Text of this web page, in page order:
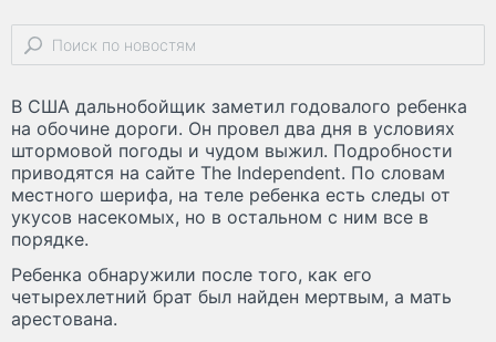
В США дальнобойщик заметил годовалого ребенка
на обочине дороги. Он провел два дня в условиях
штормовой погоды и чудом выжил. Подробности
приводятся на сайте The Independent. По словам
местного шерифа, на теле ребенка есть следы от
укусов насекомых, но в остальном с ним все в
порядке.
Ребенка обнаружили после того, как его
четырехлетний брат был найден мертвым, а мать
арестована.